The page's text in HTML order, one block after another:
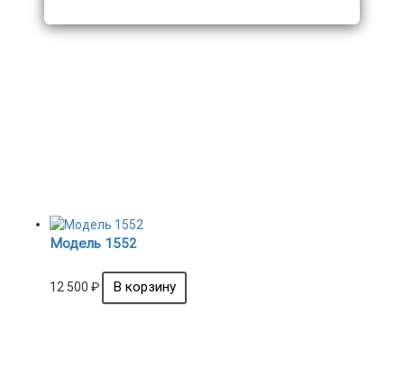
Модель 1552
12 500 ₽